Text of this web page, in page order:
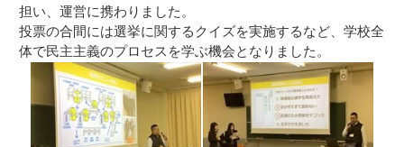
担い、運営に携わりました。
投票の合間には選挙に関するクイズを実施するなど、学校全
体で民主主義のプロセスを学ぶ機会となりました。